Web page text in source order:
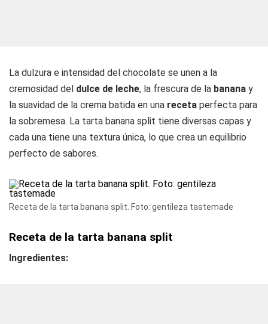
La dulzura e intensidad del chocolate se unen a la
cremosidad del dulce de leche, la frescura de la banana y
la suavidad de la crema batida en una receta perfecta para
la sobremesa. La tarta banana split tiene diversas capas y
cada una tiene una textura única, lo que crea un equilibrio
perfecto de sabores.
Receta de la tarta banana split. Foto: gentileza tastemade
Receta de la tarta banana split
Ingredientes: